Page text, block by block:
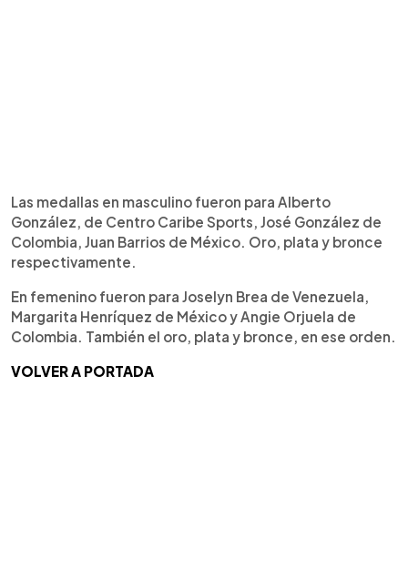
Las medallas en masculino fueron para Alberto
González, de Centro Caribe Sports, José González de
Colombia, Juan Barrios de México. Oro, plata y bronce
respectivamente.
En femenino fueron para Joselyn Brea de Venezuela,
Margarita Henríquez de México y Angie Orjuela de
Colombia. También el oro, plata y bronce, en ese orden.
VOLVER A PORTADA